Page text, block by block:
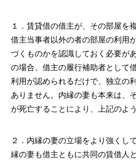
１．賃貸借の借主が、その部屋を
借主当事者以外の者の部屋の利用
づくものかを認識しておく必要が
の場合、借主の履行補助者として
利用が認められるだけで、独立の
ありません。内縁の妻も本来は、
が死亡することにより、上記のよ
２．内縁の妻の立場をより強くし
縁の妻も借主ともに共同の賃借人